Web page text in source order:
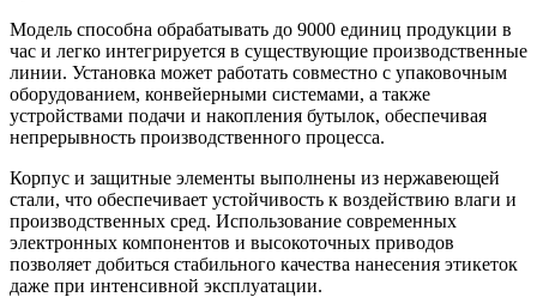
Модель способна обрабатывать до 9000 единиц продукции в
час и легко интегрируется в существующие производственные
линии. Установка может работать совместно с упаковочным
оборудованием, конвейерными системами, а также
устройствами подачи и накопления бутылок, обеспечивая
непрерывность производственного процесса.
Корпус и защитные элементы выполнены из нержавеющей
стали, что обеспечивает устойчивость к воздействию влаги и
производственных сред. Использование современных
электронных компонентов и высокоточных приводов
позволяет добиться стабильного качества нанесения этикеток
даже при интенсивной эксплуатации.